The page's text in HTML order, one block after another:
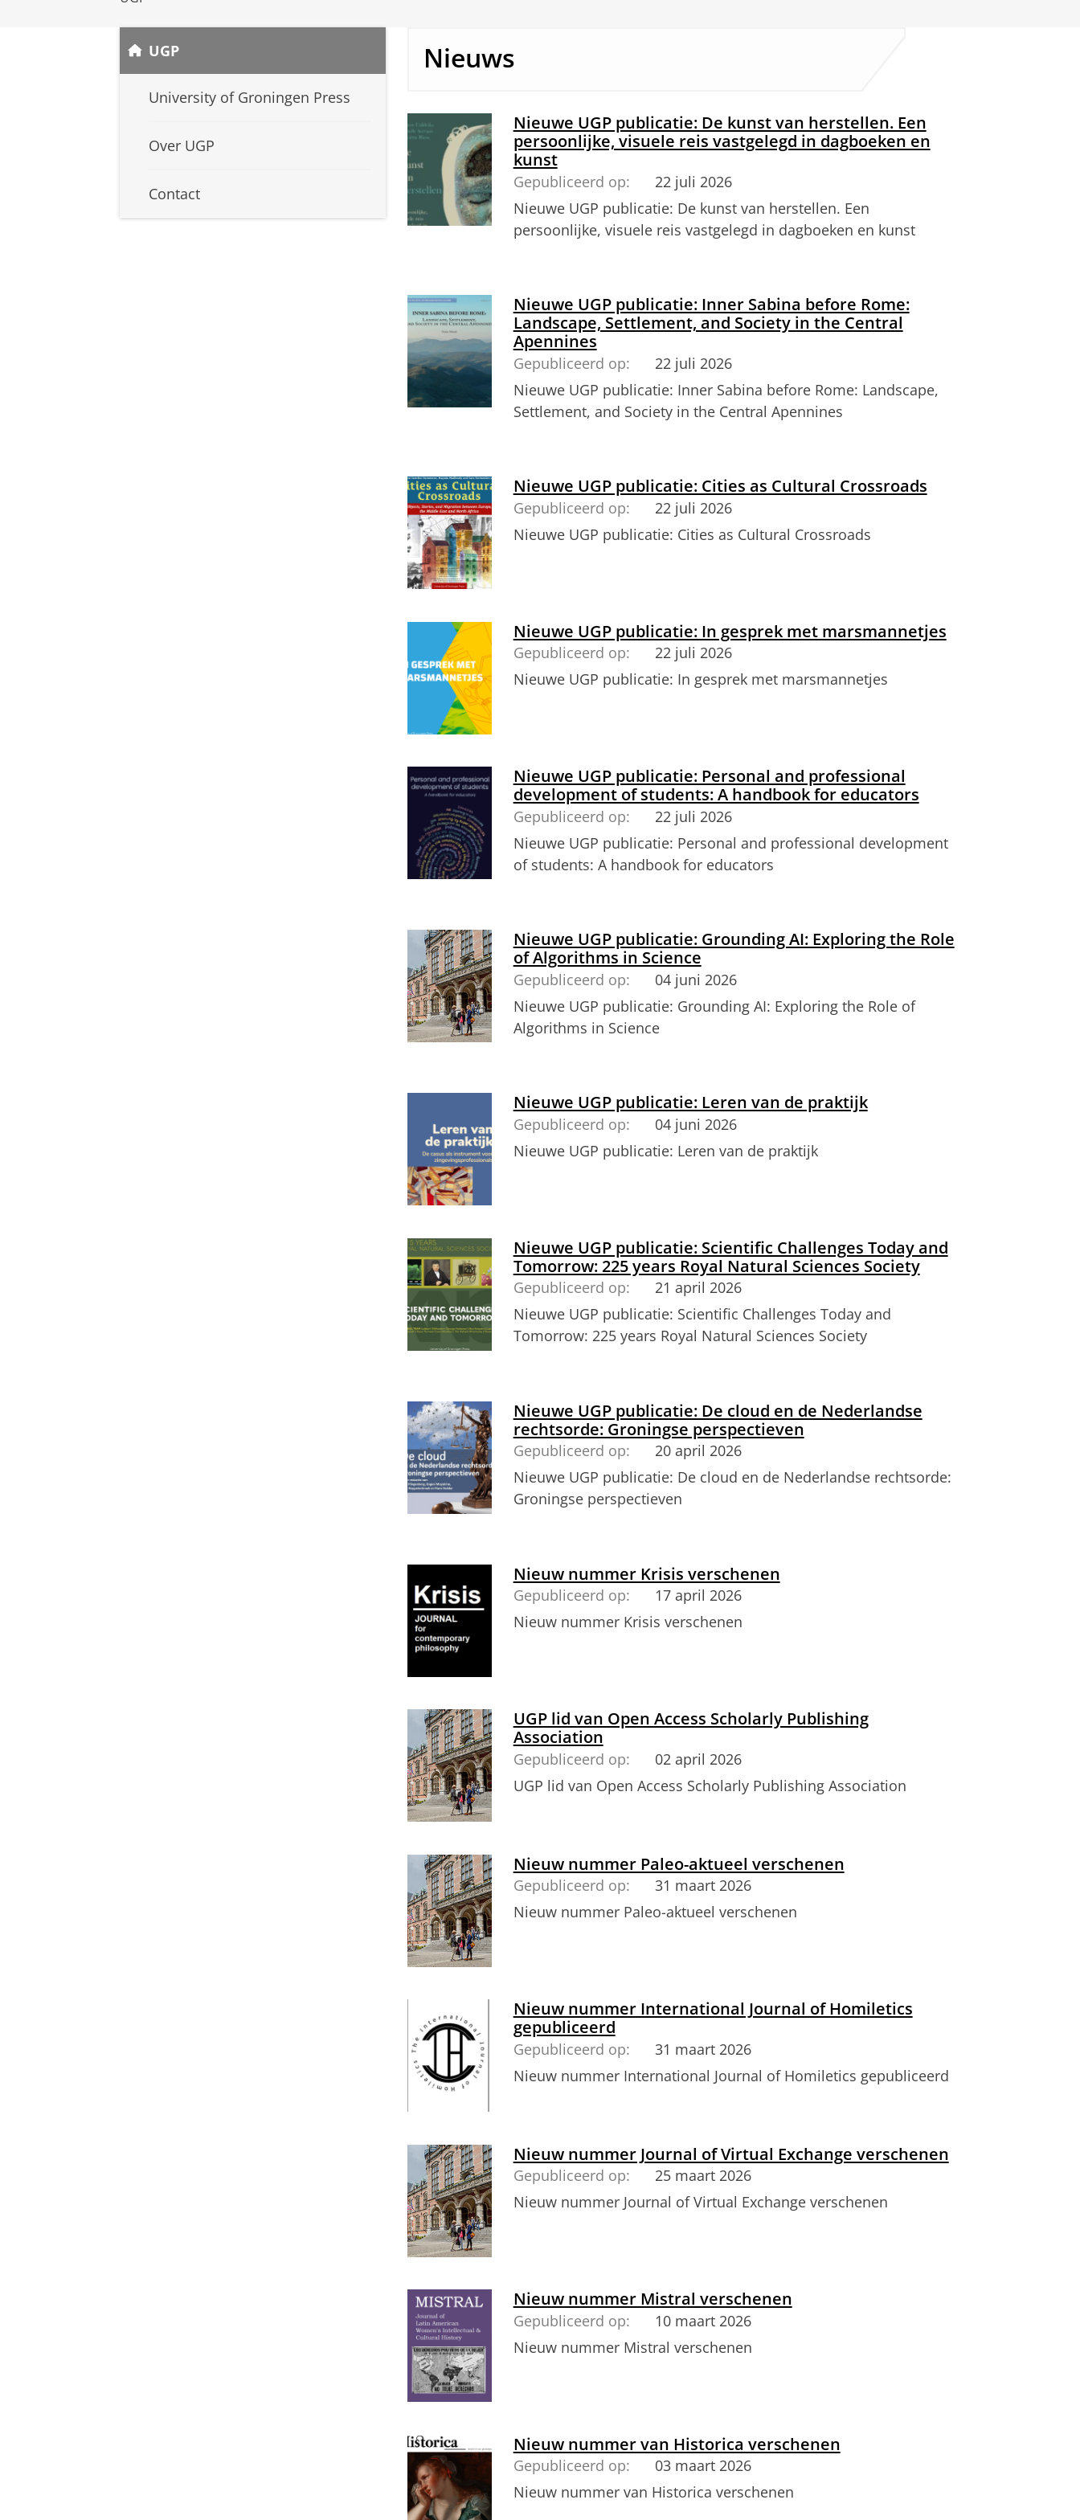
UGP
University of Groningen Press
Over UGP
Contact
Nieuws
Nieuwe UGP publicatie: De kunst van herstellen. Een
persoonlijke, visuele reis vastgelegd in dagboeken en
kunst
Gepubliceerd op:
22 juli 2026
Nieuwe UGP publicatie: De kunst van herstellen. Een
persoonlijke, visuele reis vastgelegd in dagboeken en kunst
Nieuwe UGP publicatie: Inner Sabina before Rome:
Landscape, Settlement, and Society in the Central
Apennines
Gepubliceerd op:
22 juli 2026
Nieuwe UGP publicatie: Inner Sabina before Rome: Landscape,
Settlement, and Society in the Central Apennines
Nieuwe UGP publicatie: Cities as Cultural Crossroads
Gepubliceerd op:
22 juli 2026
Nieuwe UGP publicatie: Cities as Cultural Crossroads
Nieuwe UGP publicatie: In gesprek met marsmannetjes
Gepubliceerd op:
22 juli 2026
Nieuwe UGP publicatie: In gesprek met marsmannetjes
Nieuwe UGP publicatie: Personal and professional
development of students: A handbook for educators
Gepubliceerd op:
22 juli 2026
Nieuwe UGP publicatie: Personal and professional development
of students: A handbook for educators
Nieuwe UGP publicatie: Grounding AI: Exploring the Role
of Algorithms in Science
Gepubliceerd op:
04 juni 2026
Nieuwe UGP publicatie: Grounding AI: Exploring the Role of
Algorithms in Science
Nieuwe UGP publicatie: Leren van de praktijk
Gepubliceerd op:
04 juni 2026
Nieuwe UGP publicatie: Leren van de praktijk
Nieuwe UGP publicatie: Scientific Challenges Today and
Tomorrow: 225 years Royal Natural Sciences Society
Gepubliceerd op:
21 april 2026
Nieuwe UGP publicatie: Scientific Challenges Today and
Tomorrow: 225 years Royal Natural Sciences Society
Nieuwe UGP publicatie: De cloud en de Nederlandse
rechtsorde: Groningse perspectieven
Gepubliceerd op:
20 april 2026
Nieuwe UGP publicatie: De cloud en de Nederlandse rechtsorde:
Groningse perspectieven
Nieuw nummer Krisis verschenen
Gepubliceerd op:
17 april 2026
Nieuw nummer Krisis verschenen
UGP lid van Open Access Scholarly Publishing
Association
Gepubliceerd op:
02 april 2026
UGP lid van Open Access Scholarly Publishing Association
Nieuw nummer Paleo-aktueel verschenen
Gepubliceerd op:
31 maart 2026
Nieuw nummer Paleo-aktueel verschenen
Nieuw nummer International Journal of Homiletics
gepubliceerd
Gepubliceerd op:
31 maart 2026
Nieuw nummer International Journal of Homiletics gepubliceerd
Nieuw nummer Journal of Virtual Exchange verschenen
Gepubliceerd op:
25 maart 2026
Nieuw nummer Journal of Virtual Exchange verschenen
Nieuw nummer Mistral verschenen
Gepubliceerd op:
10 maart 2026
Nieuw nummer Mistral verschenen
Nieuw nummer van Historica verschenen
Gepubliceerd op:
03 maart 2026
Nieuw nummer van Historica verschenen